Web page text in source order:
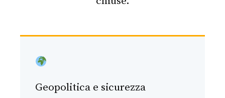
Geopolitica e sicurezza